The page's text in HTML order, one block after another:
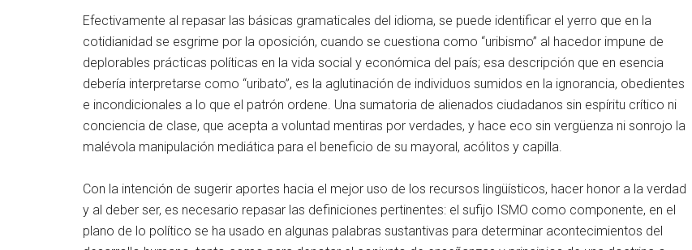
Efectivamente al repasar las básicas gramaticales del idioma, se puede identificar el yerro que en la
cotidianidad se esgrime por la oposición, cuando se cuestiona como “uribismo” al hacedor impune de
deplorables prácticas políticas en la vida social y económica del país; esa descripción que en esencia
debería interpretarse como “uribato”, es la aglutinación de individuos sumidos en la ignorancia, obedientes
e incondicionales a lo que el patrón ordene. Una sumatoria de alienados ciudadanos sin espíritu crítico ni
conciencia de clase, que acepta a voluntad mentiras por verdades, y hace eco sin vergüenza ni sonrojo la
malévola manipulación mediática para el beneficio de su mayoral, acólitos y capilla.
Con la intención de sugerir aportes hacia el mejor uso de los recursos lingüísticos, hacer honor a la verdad
y al deber ser, es necesario repasar las definiciones pertinentes: el sufijo ISMO como componente, en el
plano de lo político se ha usado en algunas palabras sustantivas para determinar acontecimientos del